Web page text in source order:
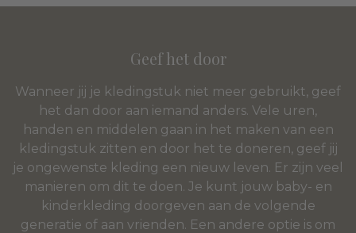
Geef het door
Wanneer jij je kledingstuk niet meer gebruikt, geef
het dan door aan iemand anders. Vele uren,
handen en middelen gaan in het maken van een
kledingstuk zitten en door het te doneren, geef jij
je ongewenste kleding een nieuw leven. Er zijn veel
manieren om dit te doen. Je kunt jouw baby- en
kinderkleding doorgeven aan de volgende
generatie of aan vrienden. Een andere optie is om